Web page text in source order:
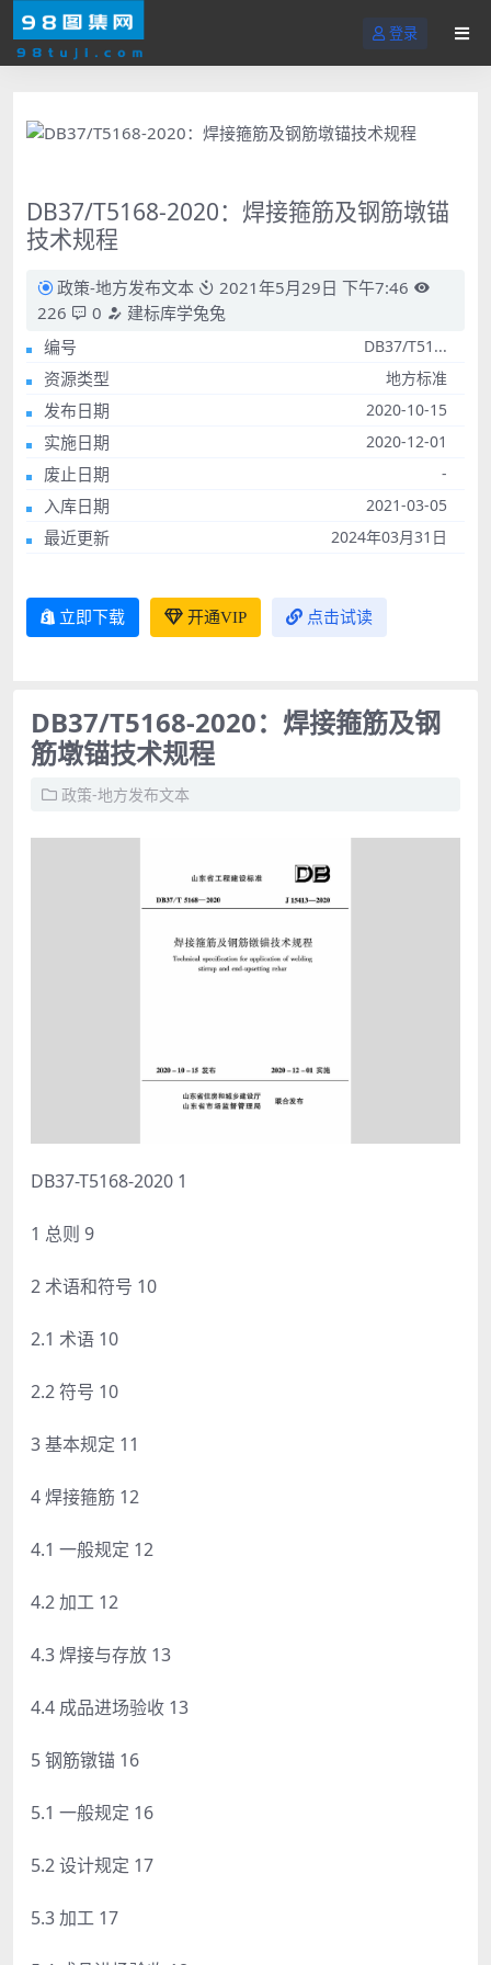
登录
DB37/T5168-2020：焊接箍筋及钢筋墩锚
技术规程
政策-地方发布文本
2021年5月29日 下午7:46
226
0
建标库学兔兔
编号
DB37/T51...
资源类型 地方标准
发布日期 2020-10-15
实施日期 2020-12-01
废止日期 -
入库日期 2021-03-05
最近更新 2024年03月31日
立即下载 开通VIP 点击试读
DB37/T5168-2020：焊接箍筋及钢
筋墩锚技术规程
政策-地方发布文本
DB37-T5168-2020 1
1 总则 9
2 术语和符号 10
2.1 术语 10
2.2 符号 10
3 基本规定 11
4 焊接箍筋 12
4.1 一般规定 12
4.2 加工 12
4.3 焊接与存放 13
4.4 成品进场验收 13
5 钢筋镦锚 16
5.1 一般规定 16
5.2 设计规定 17
5.3 加工 17